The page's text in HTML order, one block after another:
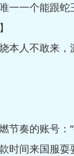
一个能跟蛇
人不敢来，
奏的账号：“
时间来国服